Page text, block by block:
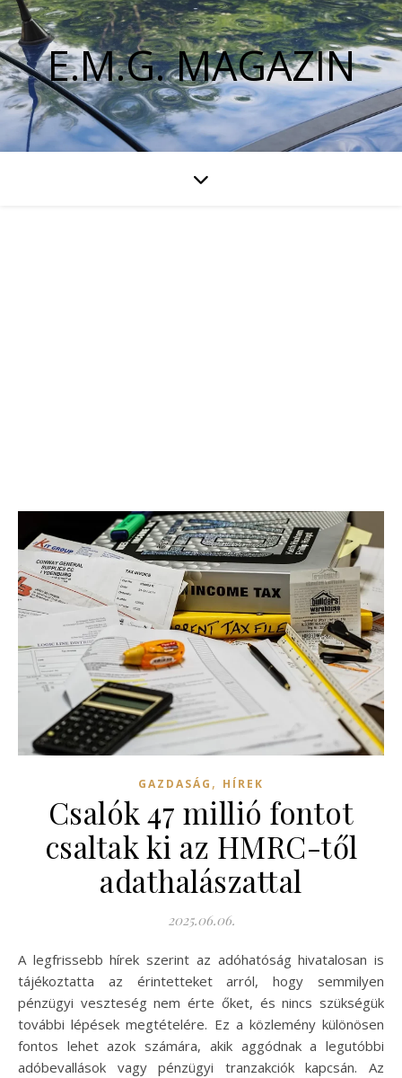
E.M.G. MAGAZIN
GAZDASÁG , HÍREK
Csalók 47 millió fontot
csaltak ki az HMRC-től
adathalászattal
2025.06.06.
A legfrissebb hírek szerint az adóhatóság hivatalosan is
tájékoztatta az érintetteket arról, hogy semmilyen
pénzügyi veszteség nem érte őket, és nincs szükségük
további lépések megtételére. Ez a közlemény különösen
fontos lehet azok számára, akik aggódnak a legutóbbi
adóbevallások vagy pénzügyi tranzakciók kapcsán. Az